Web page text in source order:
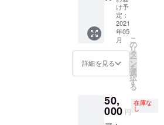
※HPに
記載す
る社名
やホー
ムペー
ジを購
入時の
備考欄
に必ず
くださ
い。
の胸に
広告を
入れら
れる権
利で
す。 左
右どち
らか１
枠とな
す。 ※
データ
のやり
け予
定：
2021
年05
月
詳細を見る
こ
の
リ
タ
ー
ン
を
選
択
す
る
50,
000 円
在庫な
し